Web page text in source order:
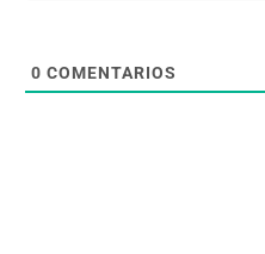
0 COMENTARIOS